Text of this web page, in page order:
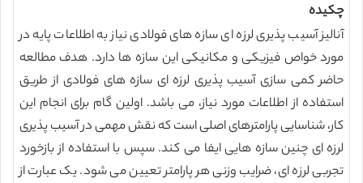
چکیده
آنالیز آسیب پذیری لرزه ای سازه های فولادی نیاز به اطلاعات پایه در
مورد خواص فیزیکی و مکانیکی این سازه ها دارد. هدف مطالعه
حاضر کمی سازی آسیب پذیری لرزه ای سازه های فولادی از طریق
استفاده از اطلاعات مورد نیاز، می باشد. اولین گام برای انجام این
کار، شناسایی پارامترهای اصلی است که نقش مهمی در آسیب پذیری
لرزه ای چنین سازه هایی ایفا می کند. سپس با استفاده از بازخورد
تجربی لرزه ای، ضرایب وزنی هر پارامتر تعیین می شود. یک عبارت از